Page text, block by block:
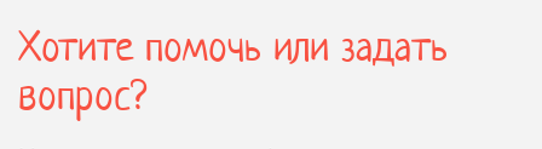
Хотите помочь или задать
вопрос?